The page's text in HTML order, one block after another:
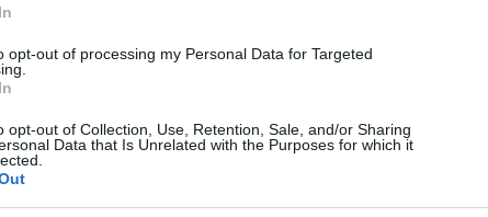
opt-out of processing my Personal Data for Targeted
opt-out of Collection, Use, Retention, Sale, and/or Sharing
Data that Is Unrelated with the Purposes for which it
e il gameplay innovativo.
Starfield